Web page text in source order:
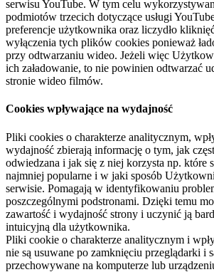
serwisu YouTube. W tym celu
podmiotów trzecich dotyczące usługi
preferencje użytkownika oraz liczydło
wyłączenia tych plików cookies ponieważ
przy odtwarzaniu wideo. Jeżeli więc
ich załadowanie, to nie powinien odtwarzać
stronie wideo filmów.
Cookies wpływające na wydajność
Pliki cookies o charakterze analitycznym,
wydajność zbierają informację o tym, jak
odwiedzana i jak się z niej korzysta np. które
najmniej popularne i w jaki sposób
serwisie. Pomagają w identyfikowaniu
poszczególnymi podstronami. Dzięki temu
zawartość i wydajność strony i uczynić ją
intuicyjną dla użytkownika.
Pliki cookie o charakterze analitycznym i
nie są usuwane po zamknięciu przeglądarki i
przechowywane na komputerze lub